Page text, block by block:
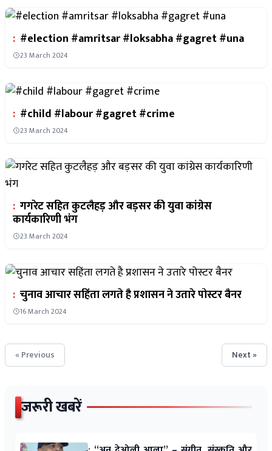
: #election #amritsar #loksabha #gagret #una
23 March 2024
: #child #labour #gagret #crime
23 March 2024
:
कार्यकारिणी भंग
23 March 2024
: चुनाव आचार सहिंता लगते है प्रशासन ने उतारे पोस्टर बैनर
16 March 2024
« Previous Next »
जरूरी खबरें